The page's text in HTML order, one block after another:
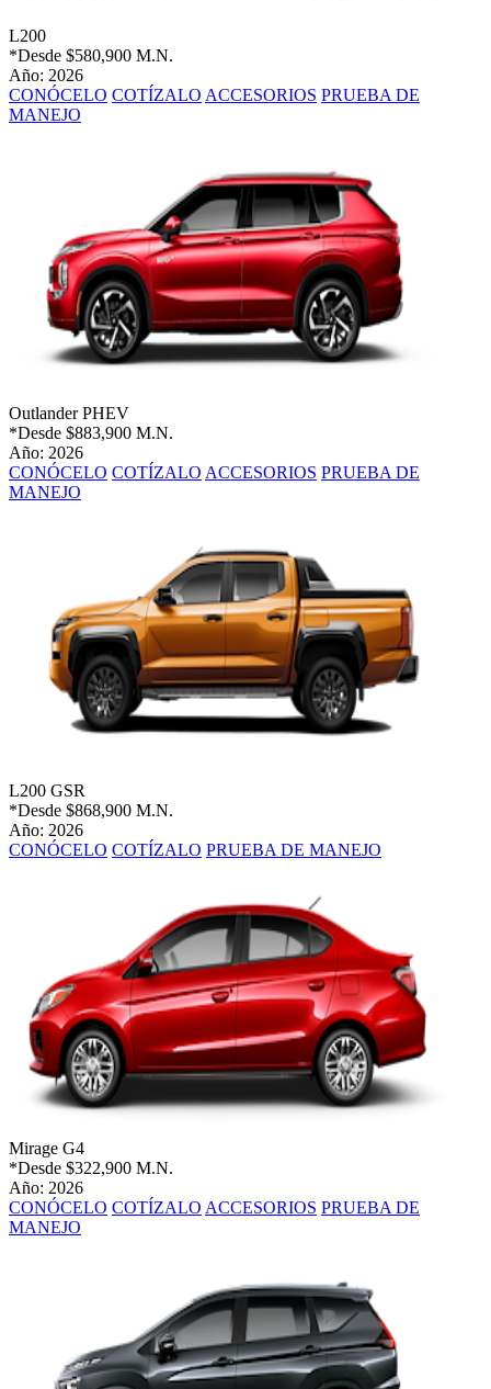
L200
*Desde $580,900 M.N.
Año: 2026
CONÓCELO COTÍZALO ACCESORIOS PRUEBA DE
MANEJO
Outlander PHEV
*Desde $883,900 M.N.
Año: 2026
CONÓCELO COTÍZALO ACCESORIOS PRUEBA DE
MANEJO
L200 GSR
*Desde $868,900 M.N.
Año: 2026
CONÓCELO COTÍZALO PRUEBA DE MANEJO
Mirage G4
*Desde $322,900 M.N.
Año: 2026
CONÓCELO COTÍZALO ACCESORIOS PRUEBA DE
MANEJO